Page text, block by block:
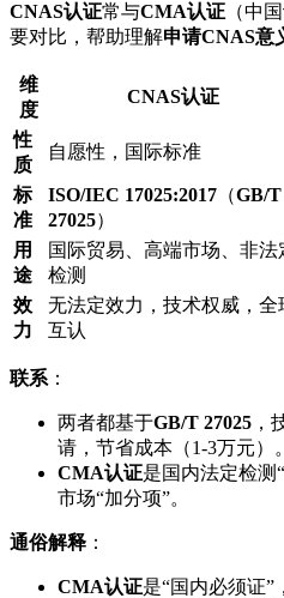
CNAS认证常与CMA认证 （中
要对比，帮助理解申请CNAS意
维
度
CNAS认证
性
质
自愿性，国际标准
标
准
ISO/IEC 17025:2017 （GB/T
27025）
用
途
国际贸易、高端市场、非法
检测
效
力
无法定效力，技术权威，全
互认
联系 ：
两者都基于GB/T 27025 ，
请，节省成本（1-3万元）。
CMA认证是国内法定检测“
市场“加分项”。
通俗解释 ：
CMA认证是“国内必须证”